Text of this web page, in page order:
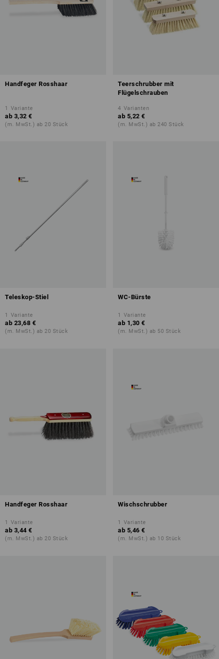
Handfeger Rosshaar
1 Variante
ab 3,32 €
(m. MwSt.) ab 20 Stück
Teerschrubber mit
Flügelschrauben
4 Varianten
ab 5,22 €
(m. MwSt.) ab 240 Stück
Teleskop-Stiel
1 Variante
ab 23,68 €
(m. MwSt.) ab 20 Stück
WC-Bürste
1 Variante
ab 1,30 €
(m. MwSt.) ab 50 Stück
Handfeger Rosshaar
1 Variante
ab 3,44 €
(m. MwSt.) ab 20 Stück
Wischschrubber
1 Variante
ab 5,46 €
(m. MwSt.) ab 10 Stück